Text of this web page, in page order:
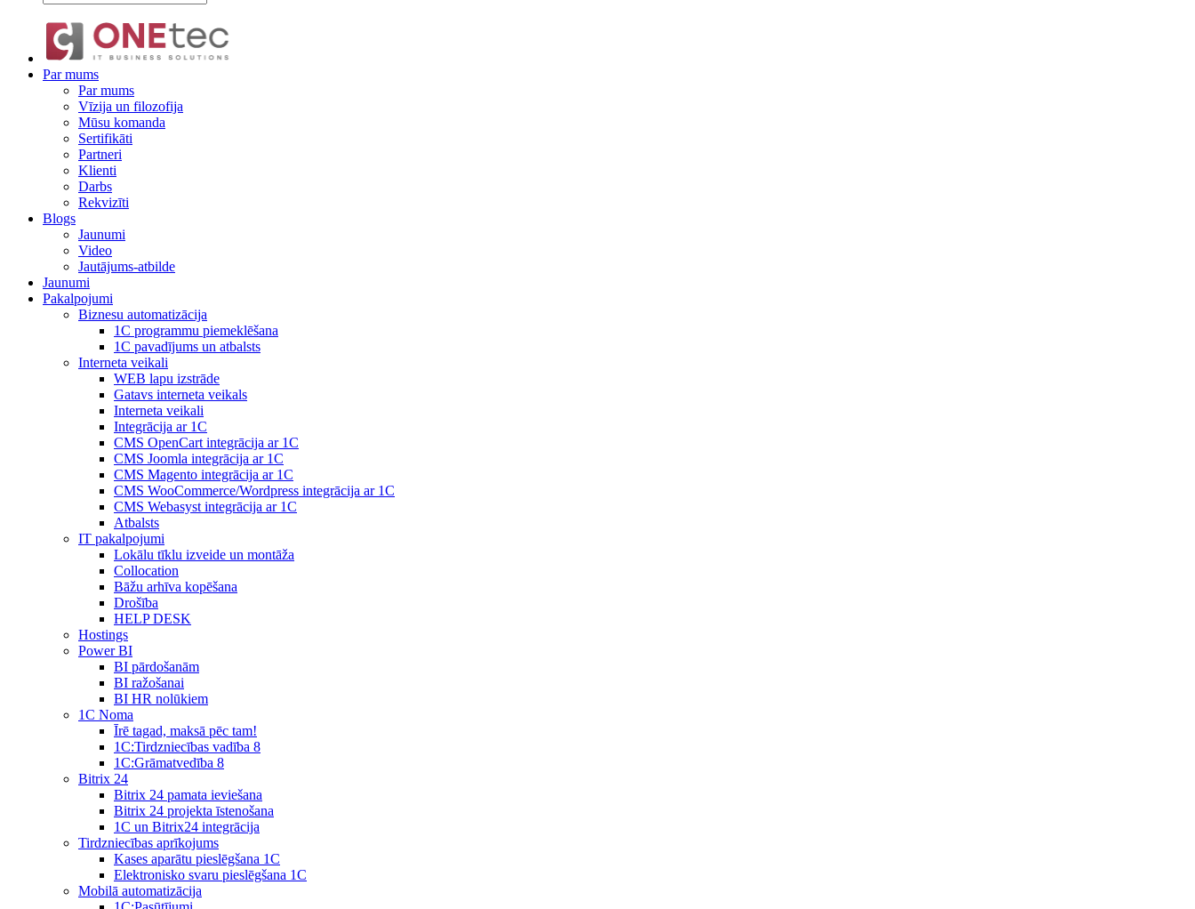
Par mums
Par mums
Vīzija un filozofija
Mūsu komanda
Sertifikāti
Partneri
Klienti
Darbs
Rekvizīti
Blogs
Jaunumi
Video
Jautājums-atbilde
Jaunumi
Pakalpojumi
Biznesu automatizācija
1С programmu piemeklēšana
1С pavadījums un atbalsts
Interneta veikali
WEB lapu izstrāde
Gatavs interneta veikals
Interneta veikali
Integrācija ar 1C
CMS OpenCart integrācija ar 1C
CMS Joomla integrācija ar 1C
CMS Magento integrācija ar 1C
CMS WooCommerce/Wordpress integrācija ar 1C
CMS Webasyst integrācija ar 1C
Atbalsts
IT pakalpojumi
Lokālu tīklu izveide un montāža
Collocation
Bāžu arhīva kopēšana
Drošība
HELP DESK
Hostings
Power BI
BI pārdošanām
BI ražošanai
BI HR nolūkiem
1C Noma
Īrē tagad, maksā pēc tam!
1С:Tirdzniecības vadība 8
1С:Grāmatvedība 8
Bitrix 24
Bitrix 24 pamata ieviešana
Bitrix 24 projekta īstenošana
1C un Bitrix24 integrācija
Tirdzniecības aprīkojums
Kases aparātu pieslēgšana 1C
Elektronisko svaru pieslēgšana 1C
Mobilā automatizācija